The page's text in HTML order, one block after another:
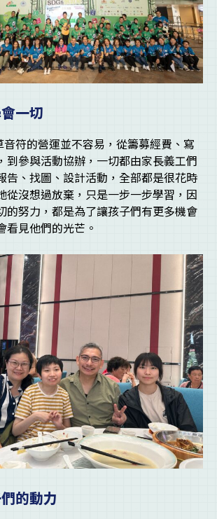
一切
符的營運並不容易，從籌募經費、寫
到參與活動協辦，一切都由家長義工們
告、找圖、設計活動，全部都是很花時
從沒想過放棄，只是一步一步學習，因
的努力，都是為了讓孩子們有更多機會
看見他們的光芒。
的動力